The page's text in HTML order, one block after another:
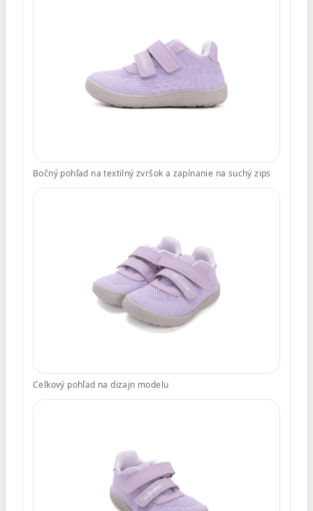
Bočný pohľad na textilný zvršok a zapínanie na suchý zips
Celkový pohľad na dizajn modelu